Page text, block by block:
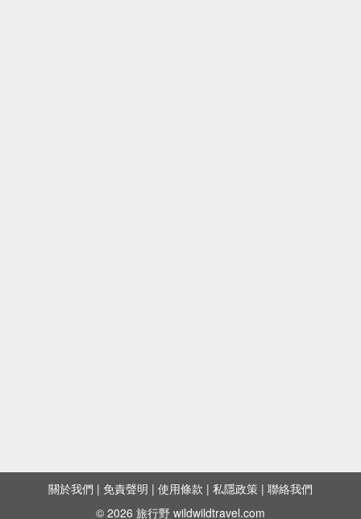
關於我們 | 免責聲明 | 使用條款 | 私隱政策 | 聯絡我們
© 2026 旅行野 wildwildtravel.com